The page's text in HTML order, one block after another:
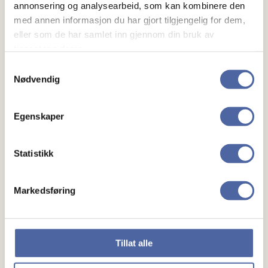
annonsering og analysearbeid, som kan kombinere den
med annen informasjon du har gjort tilgjengelig for dem,
eller som de har samlet inn gjennom din bruk av
Nødvendig
Egenskaper
Statistikk
Markedsføring
Tillat alle
Årsmøte i Lillehammer og omeng MS-forening blir